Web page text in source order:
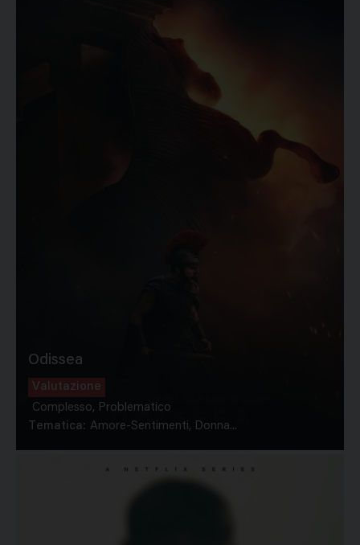
Odissea
Valutazione
Complesso, Problematico
Tematica: Amore-Sentimenti, Donna...